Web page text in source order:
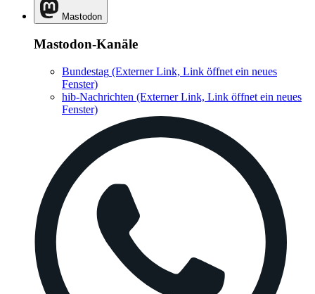
Mastodon
Mastodon-Kanäle
Bundestag (Externer Link, Link öffnet ein neues
Fenster)
hib-Nachrichten (Externer Link, Link öffnet ein neues
Fenster)